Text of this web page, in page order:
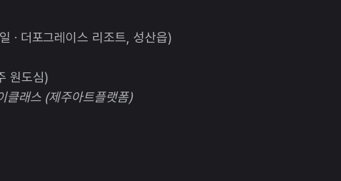
· 더포그레이스 리조트, 성산읍)
원도심)
래스 (제주아트플랫폼)